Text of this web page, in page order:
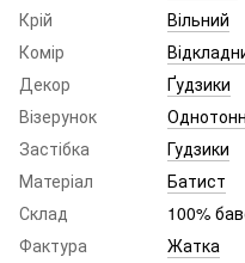
Крій
Вільний
Комір
Декор
Ґудзики
Візерунок
Застібка
Гудзики
Матеріал
Батист
Склад
100%
Фактура
Жатка